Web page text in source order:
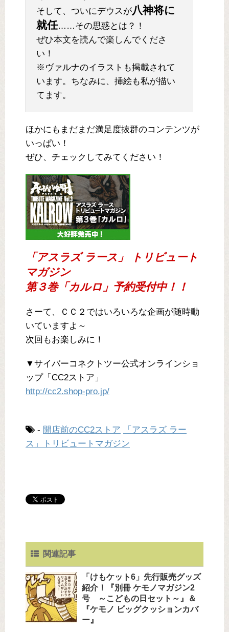
そして、ついにデウスが八神将に
就任……その思惑とは？！
ぜひ本文を読んで楽しんでくださ
い！
※ヴァルナのイラストも掲載されて
います。ちなみに、挿絵も私が描い
てます。
ほかにもまだまだ満足度抜群のコンテンツが
いっぱい！
ぜひ、チェックしてみてください！
「アスラズ ラース」 トリビュート
マガジン
第３巻「カルロ」予約受付中！！
さーて、ＣＣ２ではいろいろな企画が随時動
いていますよ～
次回もお楽しみに！
▼サイバーコネクトツー公式オンラインショ
ップ「CC2ストア」
http://cc2.shop-pro.jp/
- 開店前のCC2ストア
「アスラズ ラー
ス」トリビュートマガジン
関連記事
「けもケット6」先行販売グッズ
紹介！『別冊 ケモノマガジン2
号 ～こどもの日セット～』＆
『ケモノ ビッグクッションカバ
ー』